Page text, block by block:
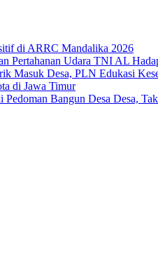
di ARRC Mandalika 2026
Pertahanan Udara TNI AL
Masuk Desa, PLN Edukasi
di Jawa Timur
Bangun Desa Desa,